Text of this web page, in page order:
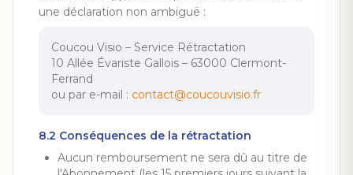
une déclaration non ambiguë :
Coucou Visio – Service Rétractation
10 Allée Évariste Gallois – 63000 Clermont-
Ferrand
ou par e-mail : contact@coucouvisio.fr
8.2 Conséquences de la rétractation
Aucun remboursement ne sera dû au titre de